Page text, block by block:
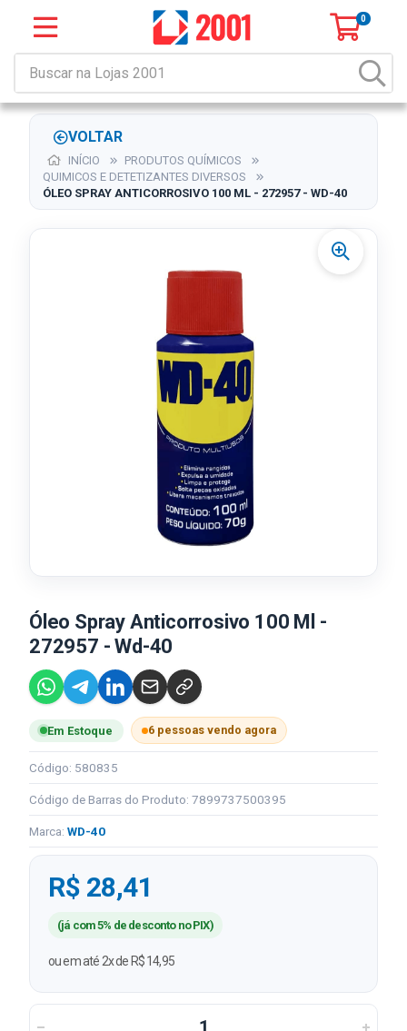
0
VOLTAR
INÍCIO
PRODUTOS QUÍMICOS
QUIMICOS E DETETIZANTES DIVERSOS
ÓLEO SPRAY ANTICORROSIVO 100 ML - 272957 - WD-40
Óleo Spray Anticorrosivo 100 Ml -
272957 - Wd-40
Em Estoque 6 pessoas vendo agora
Código: 580835
Código de Barras do Produto: 7899737500395
Marca: WD-40
R$ 28,41
(já com 5% de desconto no PIX)
ou em até 2x de R$ 14,95